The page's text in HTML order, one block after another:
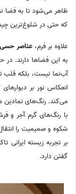
ظاهر می‌شود تا به
که حتی در شلوغ‌ترین
علاوه بر فرم،عناصر حسی
به این فضاها دارند.
آب‌نما نیست، بلکه قلب
انعکاس نور بر
می‌کند. رنگ‌های نمادین
با رنگ‌های گرم آجر و
شکوه و صمیمیت را
بر تجربه زیسته ایرانی
گفتن دارد.